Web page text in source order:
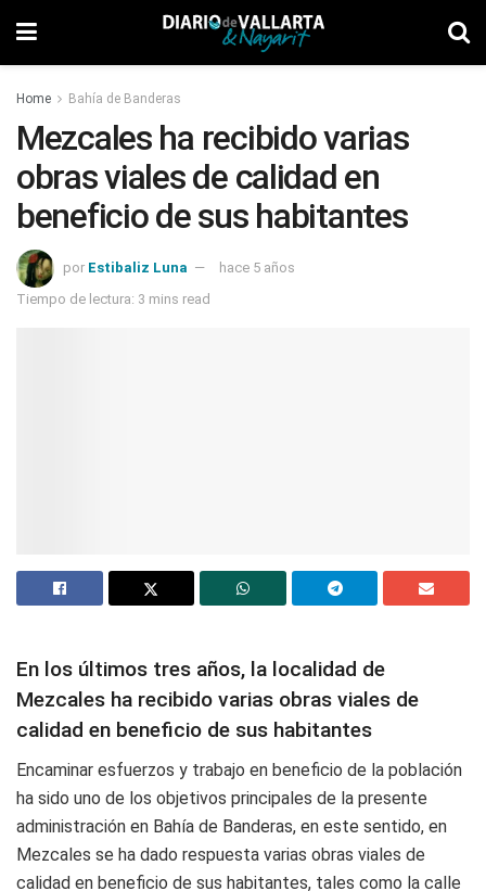
Home Bahía de Banderas
Mezcales ha recibido varias
obras viales de calidad en
beneficio de sus habitantes
por Estibaliz Luna
hace 5 años
Tiempo de lectura: 3 mins read
En los últimos tres años, la localidad de
Mezcales ha recibido varias obras viales de
calidad en beneficio de sus habitantes
Encaminar esfuerzos y trabajo en beneficio de la población
ha sido uno de los objetivos principales de la presente
administración en Bahía de Banderas, en este sentido, en
Mezcales se ha dado respuesta varias obras viales de
calidad en beneficio de sus habitantes, tales como la calle